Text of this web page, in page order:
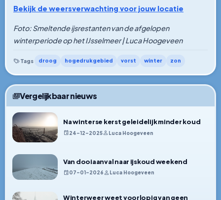
Bekijk de weersverwachting voor jouw locatie
Foto: Smeltende ijsrestanten van de afgelopen
winterperiode op het IJsselmeer | Luca Hoogeveen
Tags droog hogedrukgebied vorst winter zon
Vergelijkbaar nieuws
Na winterse kerst geleidelijk minder koud
24–12–2025 Luca Hoogeveen
Van dooiaanval naar ijskoud weekend
07–01–2026 Luca Hoogeveen
Winterweer weet voorlopig van geen